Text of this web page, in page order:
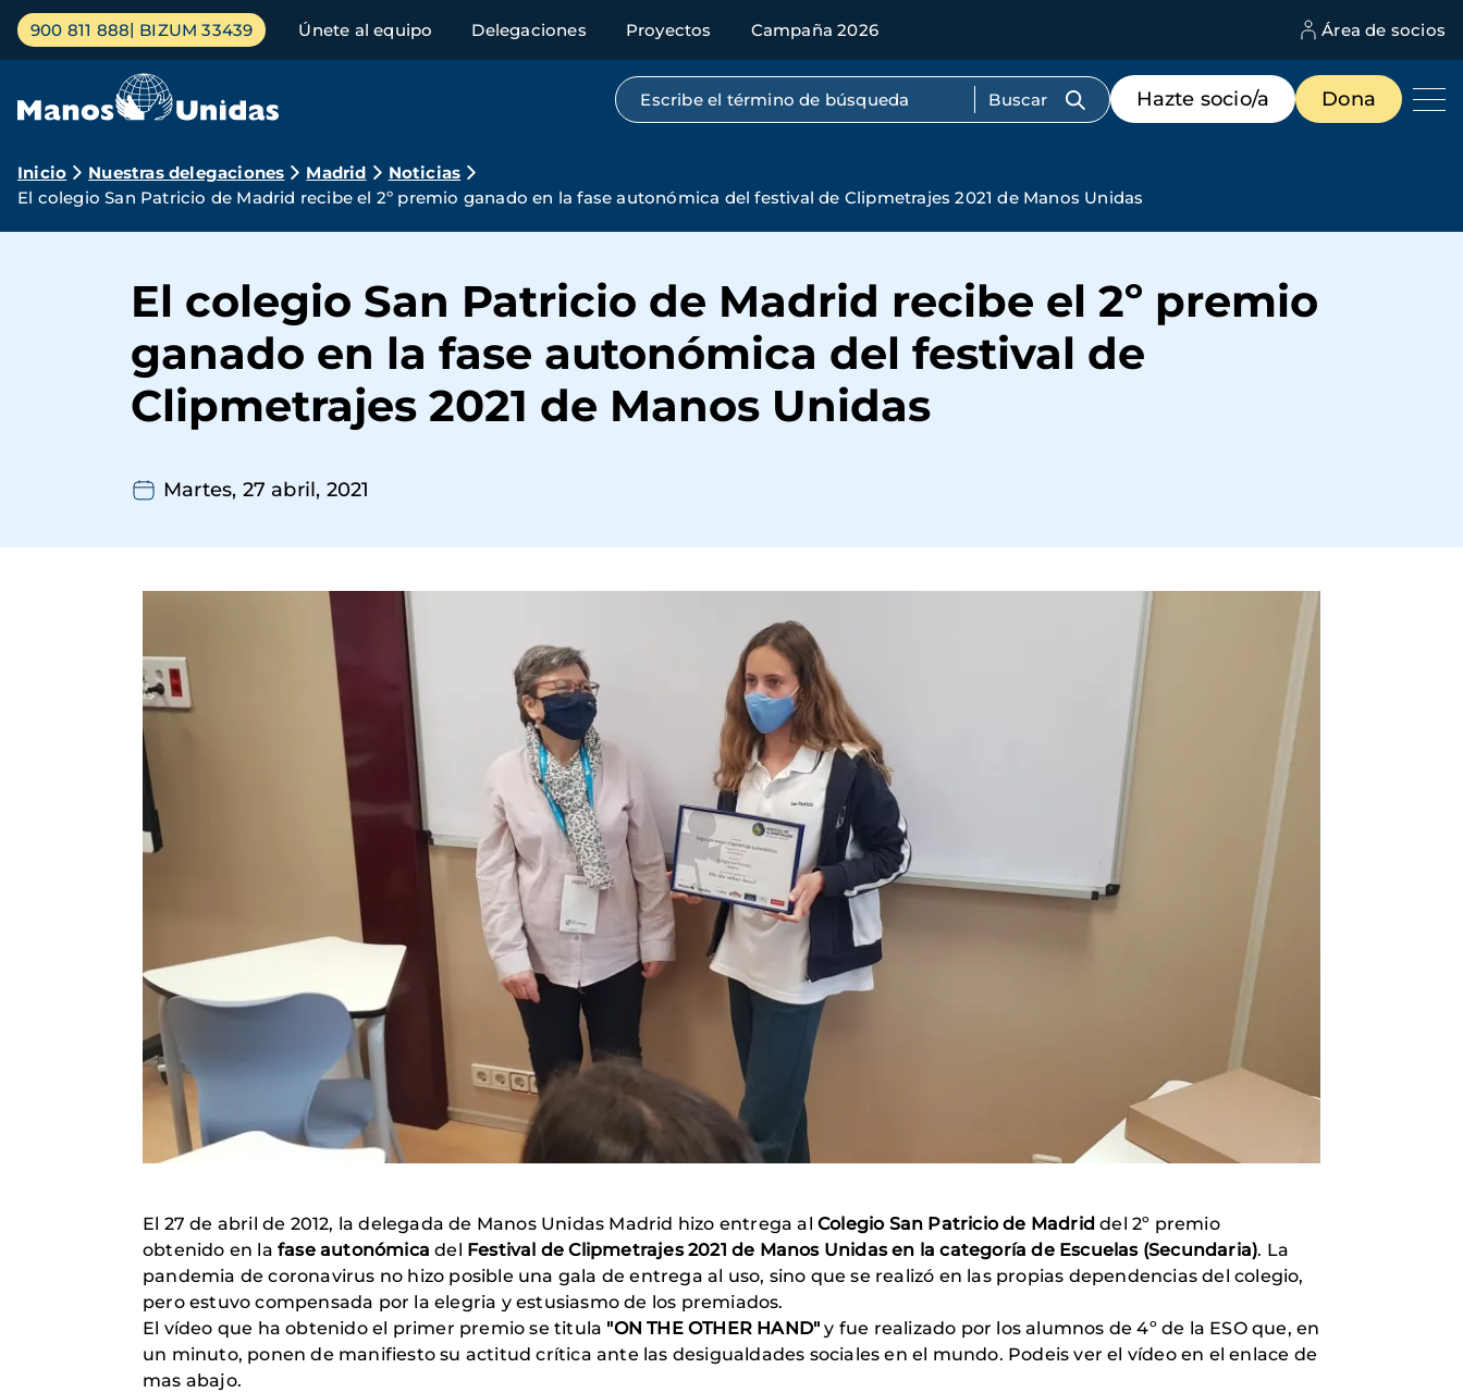
Pasar
contenido
Menú
principal
900 811 888 BIZUM 33439 Únete al equipo Delegaciones Proyectos Campaña 2026 Área de socios
Búsqueda por texto completo
Menú
de
destacados
Hazte socio/a Dona
Ruta
de
Inicio Nuestras delegaciones Madrid
Noticias
El colegio San Patricio de Madrid recibe el 2º premio ganado en la fase autonómica del festival de Clipmetrajes 2021 de Manos Unidas
El colegio San Patricio de Madrid recibe el 2º premio
ganado en la fase autonómica del festival de
Clipmetrajes 2021 de Manos Unidas
Martes, 27 abril, 2021
El 27 de abril de 2012, la delegada de Manos Unidas Madrid hizo entrega al Colegio San Patricio de Madriddel 2º premio
obtenido en la fase autonómica del Festival de Clipmetrajes 2021 de Manos Unidas en la categoría de Escuelas (Secundaria). La
pandemia de coronavirus no hizo posible una gala de entrega al uso, sino que se realizó en las propias dependencias del colegio,
pero estuvo compensada por la elegria y estusiasmo de los premiados.
El vídeo que ha obtenido el primer premio se titula "ON THE OTHER HAND" y fue realizado por los alumnos de 4º de la ESO que, en
un minuto, ponen de manifiesto su actitud crítica ante las desigualdades sociales en el mundo. Podeis ver el vídeo en el enlace de
mas abajo.